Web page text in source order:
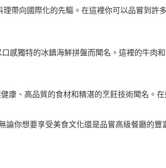
帶向國際化的先驅。在這裡你可以品嘗到許
感獨特的冰鎮海鮮拼盤而聞名。這裡的牛肉
康、高品質的食材和精湛的烹飪技術聞名。
你想要享受美食文化還是品嘗高級餐廳的